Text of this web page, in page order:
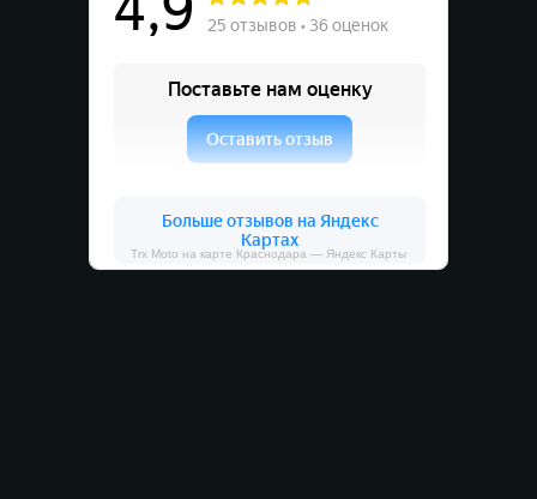
Trx Moto на карте Краснодара — Яндекс Карты